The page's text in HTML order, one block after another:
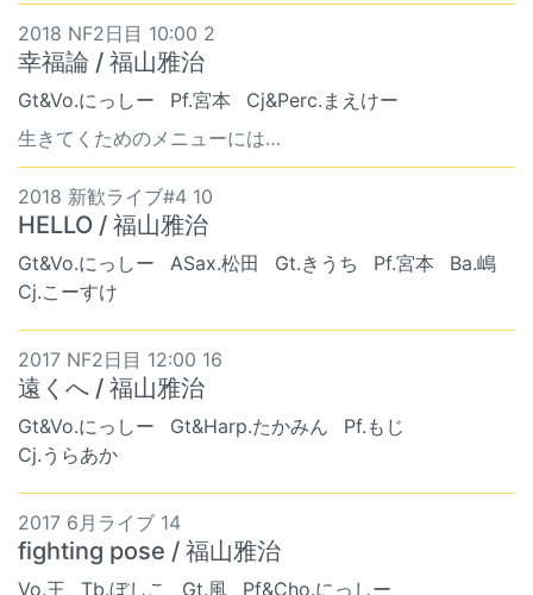
2018 NF2日目 10:00 2
幸福論 / 福山雅治
Gt&Vo.にっしー Pf.宮本
Cj&Perc.まえけー
生きてくためのメニューには…
2018 新歓ライブ#4 10
HELLO / 福山雅治
Gt&Vo.にっしー ASax.松田 Gt.きうち Pf.宮本
Ba.嶋
Cj.こーすけ
2017 NF2日目 12:00 16
遠くへ / 福山雅治
Gt&Vo.にっしー Gt&Harp.たかみん
Pf.もじ
Cj.うらあか
2017 6月ライブ 14
fighting pose / 福山雅治
Vo.王 Tb.ぼしこ Gt.風 Pf&Cho.にっしー